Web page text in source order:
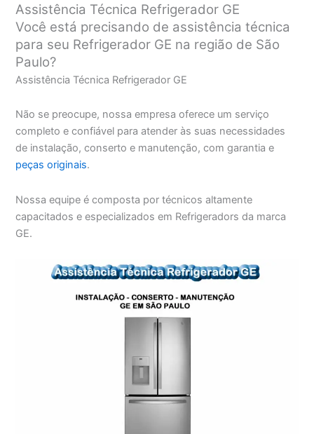
Assistência Técnica Refrigerador GE
Você está precisando de assistência técnica
para seu Refrigerador GE na região de São
Paulo?
Assistência Técnica Refrigerador GE
Não se preocupe, nossa empresa oferece um serviço
completo e confiável para atender às suas necessidades
de instalação, conserto e manutenção, com garantia e
peças originais.
Nossa equipe é composta por técnicos altamente
capacitados e especializados em Refrigeradors da marca
GE.